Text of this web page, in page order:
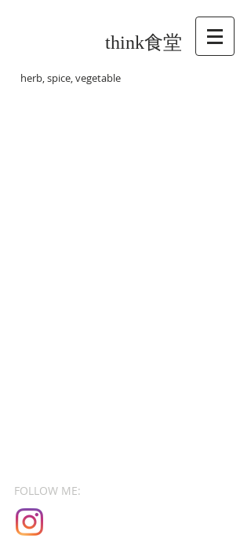
think食堂
herb, spice, vegetable
FOLLOW ME: